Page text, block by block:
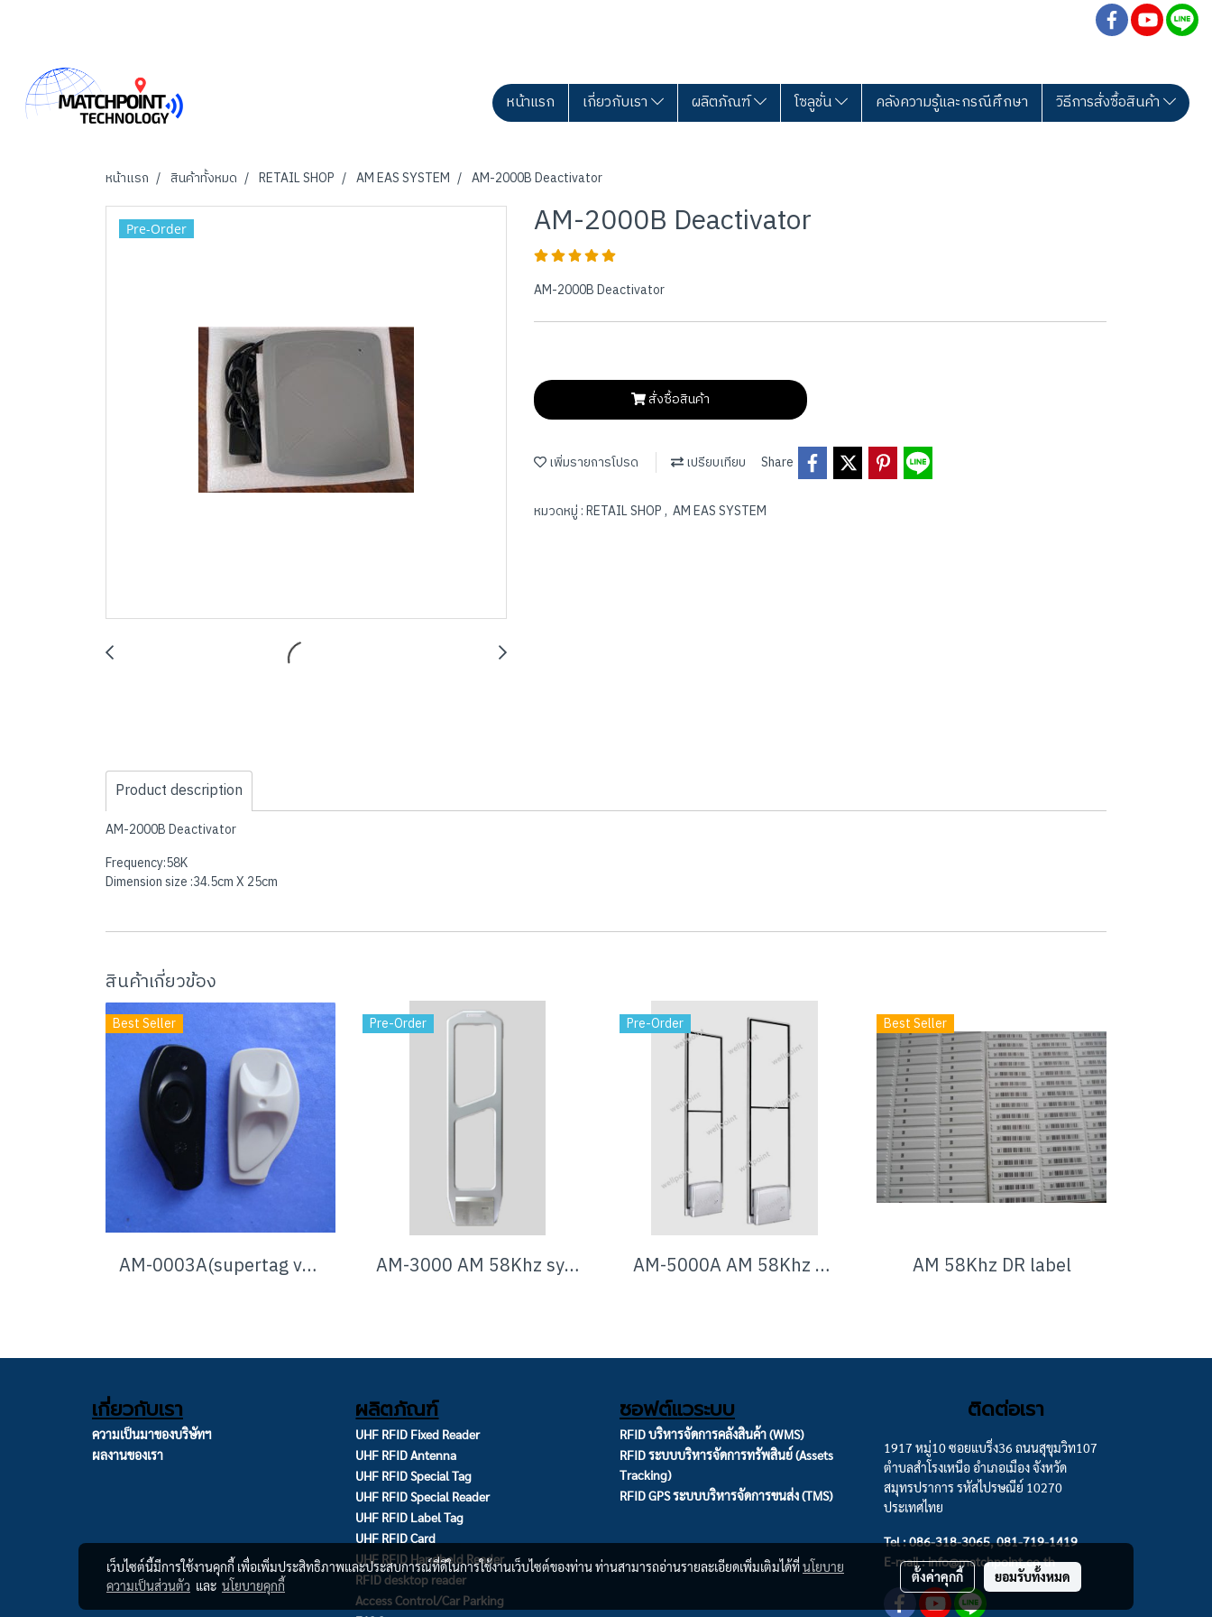
หน้าแรก เกี่ยวกับเรา ผลิตภัณฑ์ โซลูชั่น คลังความรู้และกรณีศึกษา วิธีการสั่งซื้อสินค้า
หน้าแรก สินค้าทั้งหมด RETAIL SHOP AM EAS SYSTEM AM-2000B Deactivator
Pre-Order AM-2000B Deactivator
AM-2000B Deactivator
สั่งซื้อสินค้า
เพิ่มรายการโปรด เปรียบเทียบ Share
หมวดหมู่ :RETAIL SHOP, AM EAS SYSTEM
Product description
AM-2000B Deactivator
Frequency:58K
Dimension size :34.5cm X 25cm
สินค้าเกี่ยวข้อง
Best Seller
AM-0003A(supertag vst) AM Hard Tag
Pre-Order
AM-3000 AM 58Khz system
Pre-Order
AM-5000A AM 58Khz system
Best Seller
AM 58Khz DR label
เกี่ยวกับเรา
ความเป็นมาของบริษัทฯ
ผลงานของเรา
ผลิตภัณฑ์
UHF RFID Fixed Reader
UHF RFID Antenna
UHF RFID Special Tag
UHF RFID Special Reader
UHF RFID Label Tag
UHF RFID Card
UHF RFID Handheld Reader
RFID desktop reader
Access Control/Car Parking
ซอฟต์แวระบบ
RFID บริหารจัดการคลังสินค้า (WMS)
RFID ระบบบริหารจัดการทรัพสินย์ (Assets
Tracking)
RFID GPS ระบบบริหารจัดการขนส่ง (TMS)
ติดต่อเรา
1917 หมู่10 ซอยแบริ่ง36 ถนนสุขุมวิท107
ตำบลสำโรงเหนือ อำเภอเมือง จังหวัด
สมุทรปราการ รหัสไปรษณีย์ 10270
ประเทศไทย
Tel : 086-318-3065, 081-719-1419
E-mail : info@matchpoint.co.th
เว็บไซต์นี้มีการใช้งานคุกกี้ เพื่อเพิ่มประสิทธิภาพและประสบการณ์ที่ดีในการใช้งานเว็บไซต์ของท่าน ท่านสามารถอ่านรายละเอียดเพิ่มเติมได้ที่นโยบาย
ความเป็นส่วนตัว และ นโยบายคุกกี้
ตั้งค่าคุกกี้ ยอมรับทั้งหมด